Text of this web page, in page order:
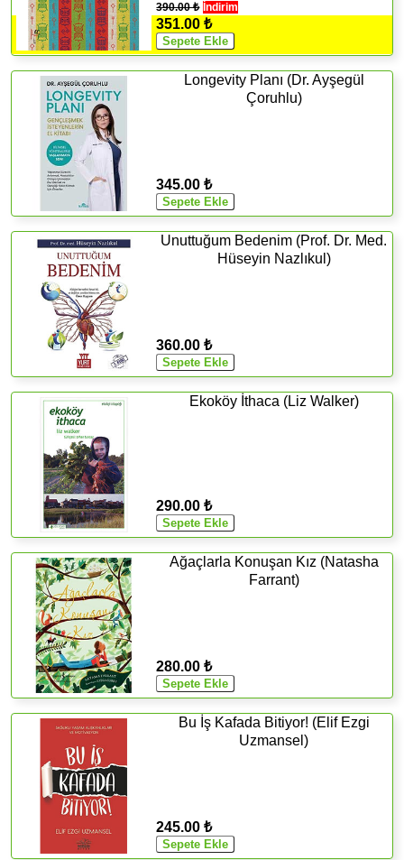
390.00 ₺ İndirim
351.00 ₺
Longevity Planı (Dr. Ayşegül
Çoruhlu)
345.00 ₺
Unuttuğum Bedenim (Prof. Dr. Med.
Hüseyin Nazlıkul)
360.00 ₺
Ekoköy İthaca (Liz Walker)
290.00 ₺
Ağaçlarla Konuşan Kız (Natasha
Farrant)
280.00 ₺
Bu İş Kafada Bitiyor! (Elif Ezgi
Uzmansel)
245.00 ₺